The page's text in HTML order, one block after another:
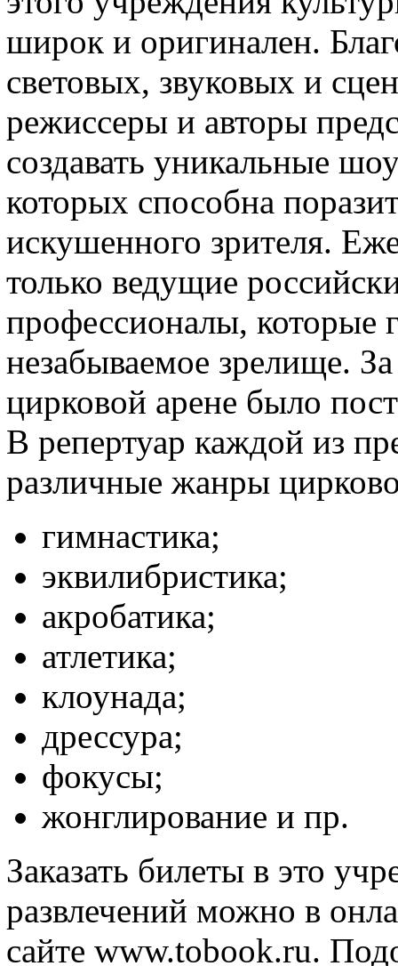
широк и оригинален.
световых, звуковых и
режиссеры и авторы
создавать уникальные
которых способна
искушенного зрителя.
только ведущие
профессионалы, которые
незабываемое зрелище.
цирковой арене было
В репертуар каждой из
различные жанры
гимнастика;
эквилибристика;
акробатика;
атлетика;
клоунада;
дрессура;
фокусы;
жонглирование и пр.
Заказать билеты в это
развлечений можно в
сайте www.tobook.ru.